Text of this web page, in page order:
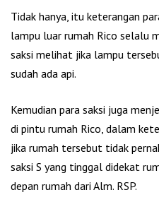
Tidak hanya, itu keterangan
lampu luar rumah Rico selalu
saksi melihat jika lampu
sudah ada api.
Kemudian para saksi juga
di pintu rumah Rico, dalam
jika rumah tersebut tidak
saksi S yang tinggal didekat
depan rumah dari Alm. RSP.